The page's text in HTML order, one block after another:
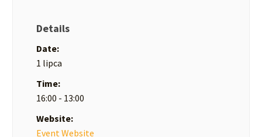
Details
Date:
1 lipca
Time:
16:00 - 13:00
Website:
Event Website